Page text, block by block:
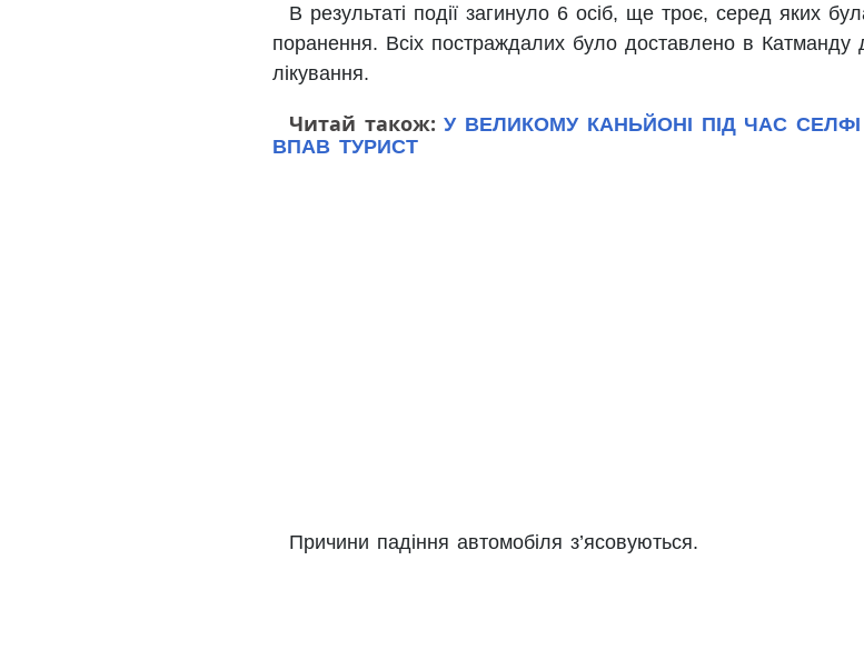
В результаті події загинуло 6 осіб, ще троє, серед яких
поранення. Всіх постраждалих було доставлено в Катманду
лікування.
Читай також: У ВЕЛИКОМУ КАНЬЙОНІ ПІД ЧАС СЕЛФІ
ВПАВ ТУРИСТ
Причини падіння автомобіля з’ясовуються.